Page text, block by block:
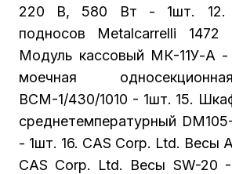
220 В, 580 Вт - 1шт. 12.
подносов Metalcarrelli
Модуль кассовый МК-11У-А -
моечная
ВСМ-1/430/1010 - 1шт. 15.
среднетемпературный
- 1шт. 16. CAS Corp. Ltd. Весы
CAS Corp. Ltd. Весы SW-20